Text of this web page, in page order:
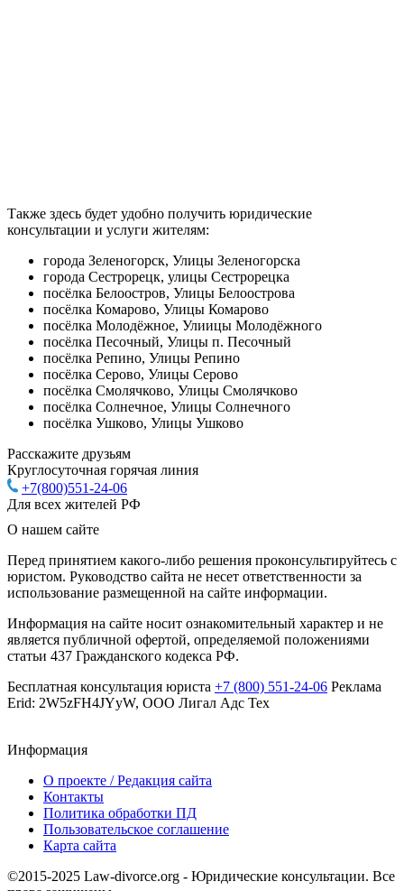
Также здесь будет удобно получить юридические
консультации и услуги жителям:
города Зеленогорск, Улицы Зеленогорска
города Сестрорецк, улицы Сестрорецка
посёлка Белоостров, Улицы Белоострова
посёлка Комарово, Улицы Комарово
посёлка Молодёжное, Улиицы Молодёжного
посёлка Песочный, Улицы п. Песочный
посёлка Репино, Улицы Репино
посёлка Серово, Улицы Серово
посёлка Смолячково, Улицы Смолячково
посёлка Солнечное, Улицы Солнечного
посёлка Ушково, Улицы Ушково
Расскажите друзьям
Круглосуточная горячая линия
+7(800)551-24-06
Для всех жителей РФ
О нашем сайте
Перед принятием какого-либо решения проконсультируйтесь с
юристом. Руководство сайта не несет ответственности за
использование размещенной на сайте информации.
Информация на сайте носит ознакомительный характер и не
является публичной офертой, определяемой положениями
статьи 437 Гражданского кодекса РФ.
Бесплатная консультация юриста +7 (800) 551-24-06 Реклама
Erid: 2W5zFH4JYyW, ООО Лигал Адс Тех
Информация
О проекте / Редакция сайта
Контакты
Политика обработки ПД
Пользовательское соглашение
Карта сайта
©2015-2025 Law-divorce.org - Юридические консультации. Все